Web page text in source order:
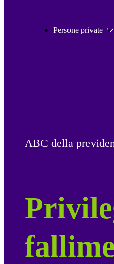
Persone private
ABC della